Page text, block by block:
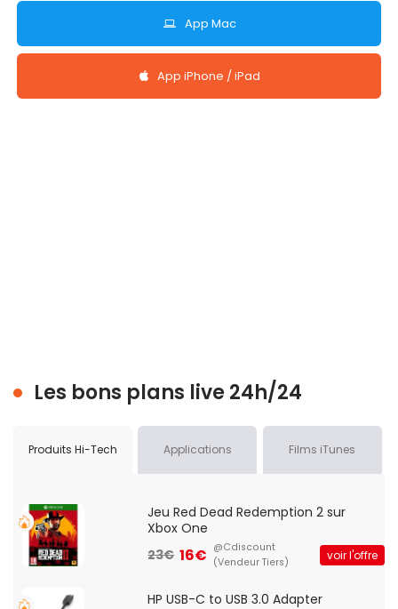
App Mac
App iPhone / iPad
Les bons plans live 24h/24
Produits Hi-Tech Applications Films iTunes
Jeu Red Dead Redemption 2 sur
Xbox One
23€ 16€ @Cdiscount
(Vendeur Tiers)
voir l'offre
HP USB-C to USB 3.0 Adapter